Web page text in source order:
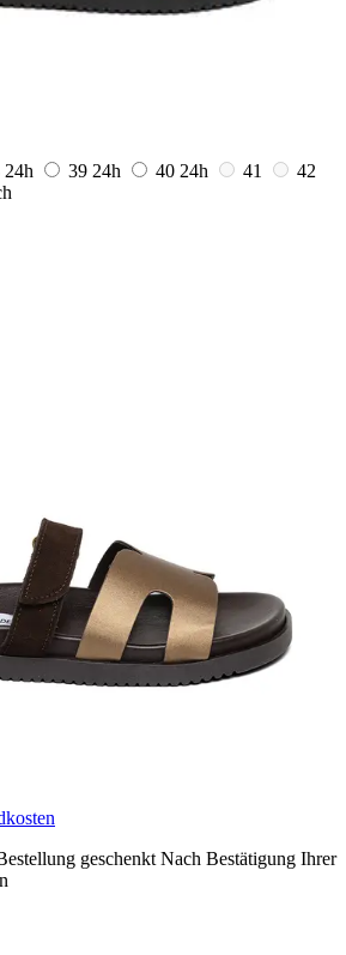
24h 39 24h 40 24h 41
42
geschenkt Nach Bestätigung Ihrer